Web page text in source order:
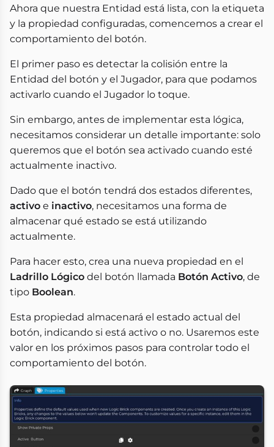
Ahora que nuestra Entidad está lista, con la etiqueta
y la propiedad configuradas, comencemos a crear el
comportamiento del botón.
El primer paso es detectar la colisión entre la
Entidad del botón y el Jugador, para que podamos
activarlo cuando el Jugador lo toque.
Sin embargo, antes de implementar esta lógica,
necesitamos considerar un detalle importante: solo
queremos que el botón sea activado cuando esté
actualmente inactivo.
Dado que el botón tendrá dos estados diferentes,
activo e inactivo, necesitamos una forma de
almacenar qué estado se está utilizando
actualmente.
Para hacer esto, crea una nueva propiedad en el
Ladrillo Lógico del botón llamada Botón Activo, de
tipo Boolean.
Esta propiedad almacenará el estado actual del
botón, indicando si está activo o no. Usaremos este
valor en los próximos pasos para controlar todo el
comportamiento del botón.